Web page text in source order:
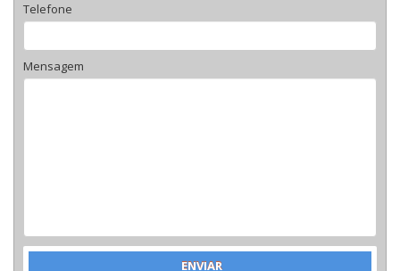
Telefone
Mensagem